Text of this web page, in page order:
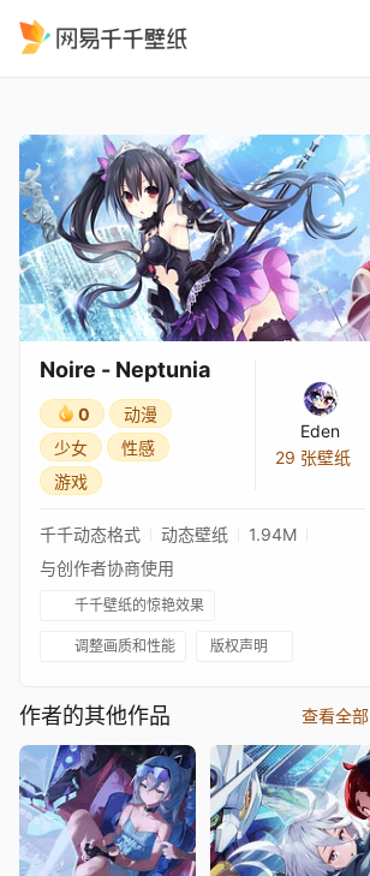
Noire - Neptunia
0
动漫
少女
性感
游戏
Eden
29 张壁纸
千千动态格式 动态壁纸
1.94M
与创作者协商使用
千千壁纸的惊艳效果
调整画质和性能 版权声明
作者的其他作品 查看全部